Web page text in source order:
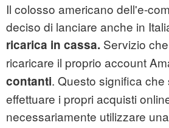
Il colosso americano dell'e-
deciso di lanciare anche in
ricarica in cassa. Servizio
ricaricare il proprio account
contanti. Questo significa
effettuare i propri acquisti
necessariamente utilizzare